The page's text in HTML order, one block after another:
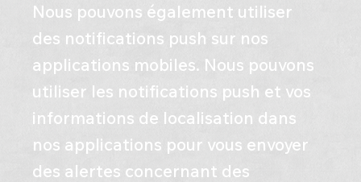
Nous pouvons également utiliser
des notifications push sur nos
applications mobiles. Nous pouvons
utiliser les notifications push et vos
informations de localisation dans
nos applications pour vous envoyer
des alertes concernant des